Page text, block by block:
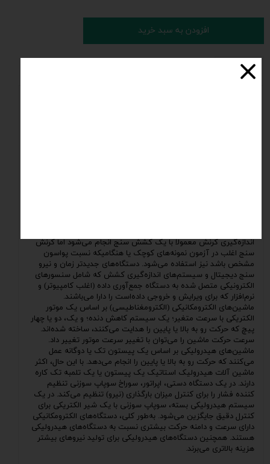
افزودن به سبد خرید
معرفی
اندازه‌گیری کرنش معمولاً با یک کشش سنج انجام می‌شود اما کرنش
سنج اغلب در آزمون نمونه‌های کوچک یا هنگامیکه نسبت پواسون
مشخص باشد نیز استفاده می‌شود. دستگاه‌های جدیدتر زمان و نیرو
سنج دیجیتال و سیستم‌های اندازه‌گیری کشش که شامل سنسورهای
الکترونیکی متصل شده به دستگاه جمع‌آوری داده (اغلب کامپیوتر) و
نرم‌افزار که برای ویرایش و خروجی داده‌است را دارا می‌باشند.
ماشین‌های الکترومکانیکی (الکترومغناطیسی) بر اساس یک موتور
الکتریکی با سرعت متغیر؛ یک سیستم کاهش دنده؛ و یک، دو یا چهار
پیچ که حرکت رو به بالا یا پایین را هدایت می‌کنند، ساخته شده‌اند.
سرعت حرکت ماشین را می‌توان با تغییر سرعت موتور تغییر داد.
ماشین‌های هیدرولیکی بر اساس یک پیستون تک یا دوگانه عمل
می‌کنند که حرکت رو به بالا یا پایین را انجام می‌دهد. با این حال، اکثر
ماشین آلات هیدرولیک استاتیک یک پیستون یا یک تلمبه تک کاره
دارند. در یک دستگاه دستی، اپراتور، سوراخ سوپاپ سوزنی تنظیم
کننده فشار را برای کنترل میزان بارگذاری (نیرو) تنظیم می‌کند. در یک
سیستم هیدرولیکی بسته، سوپاپ سوزنی با یک شیر الکتریکی برای
کنترل دقیق جایگزین می‌شود. به‌طور کلی، دستگاه‌های الکترومکانیکی
دارای سرعت و دامنه حرکت بیشتری نسبت به دستگاه‌های هیدرولیکی
هستند. همچنین دستگاه‌های هیدرولیکی برای تولید نیروهای بیشتر
هزینه بالاتری می‌برند.